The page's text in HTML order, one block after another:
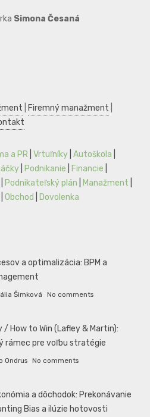
Simona Česaná
Firemný manažment
a PR Vrtuľníky Autoškola
Podnikanie Financie
Podnikateľský plán Manažment
Obchod Dovolenka
a optimalizácia: BPM a
Šimková No comments
/ How to Win (Lafley & Martin):
rámec pre voľbu stratégie
Ondrus No comments
a dôchodok: Prekonávanie
Bias a ilúzie hotovosti